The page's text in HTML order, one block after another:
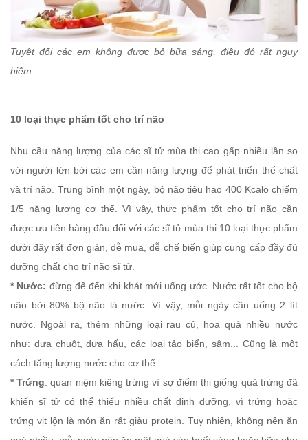
Tuyệt đối các em không được bỏ bữa sáng, điều đó rất nguy
hiểm.
10 loại thực phẩm tốt cho trí não
Nhu cầu năng lượng của các sĩ tử mùa thi cao gấp nhiều lần so
với người lớn bởi các em cần năng lượng để phát triển thể chất
và trí não. Trung bình một ngày, bộ não tiêu hao 400 Kcalo chiếm
1/5 năng lượng cơ thể. Vì vậy, thực phẩm tốt cho trí não cần
được ưu tiên hàng đầu đối với các sĩ tử mùa thi.10 loại thực phẩm
dưới đây rất đơn giản, dễ mua, dễ chế biến giúp cung cấp đầy đủ
dưỡng chất cho trí não sĩ tử.
* Nước: đừng để đến khi khát mới uống ước. Nước rất tốt cho bộ
não bởi 80% bộ não là nước. Vì vậy, mỗi ngày cần uống 2 lít
nước. Ngoài ra, thêm những loại rau củ, hoa quả nhiều nước
như: dưa chuột, dưa hấu, các loại tảo biển, sâm... Cũng là một
cách tăng lượng nước cho cơ thể.
* Trứng: quan niệm kiêng trứng vì sợ điểm thi giống quả trứng đã
khiến sĩ tử có thể thiếu nhiều chất dinh dưỡng, vì trứng hoặc
trứng vịt lộn là món ăn rất giàu protein. Tuy nhiên, không nên ăn